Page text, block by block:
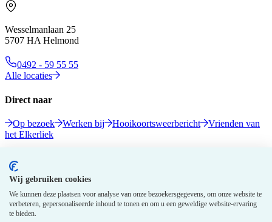
Wij gebruiken cookies
We kunnen deze plaatsen voor analyse van onze bezoekersgegevens, om onze website te
verbeteren, gepersonaliseerde inhoud te tonen en om u een geweldige website-ervaring
te bieden.
Wesselmanlaan 25
5707 HA Helmond
0492 - 59 55 55
Alle locaties
Direct naar
Op bezoek Werken bij Hooikoortsweerbericht
Vrienden van
het Elkerliek